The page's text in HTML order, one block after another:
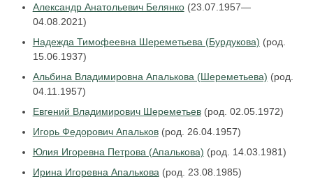
Александр Анатольевич Белянко(23.07.1957—
04.08.2021)
Надежда Тимофеевна Шереметьева (Бурдукова) (род.
15.06.1937)
Альбина Владимировна Апалькова (Шереметьева) (род.
04.11.1957)
Евгений Владимирович Шереметьев(род. 02.05.1972)
Игорь Федорович Апальков(род. 26.04.1957)
Юлия Игоревна Петрова (Апалькова) (род. 14.03.1981)
Ирина Игоревна Апалькова(род. 23.08.1985)